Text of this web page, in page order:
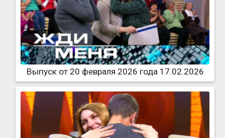
Выпуск от 20 февраля 2026 года 17.02.2026